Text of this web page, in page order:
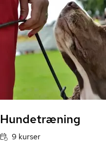
Hundetræning
9 kurser